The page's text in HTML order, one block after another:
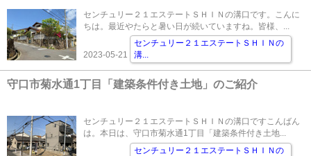
センチュリー２１エステートＳＨＩＮの溝口です。こんに
ちは。最近やたらと暑い日が続いていますね。皆様、...
2023-05-21
センチュリー２１エステートＳＨＩＮの
溝...
守口市菊水通1丁目「建築条件付き土地」のご紹介
センチュリー２１エステートＳＨＩＮの溝口ですこんばん
は。本日は、守口市菊水通1丁目「建築条件付き土地...
センチュリー２１エステートＳＨＩＮの